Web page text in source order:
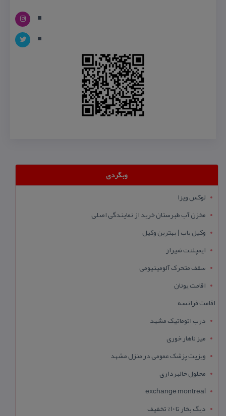
وبگردی
لوکس ویزا
مخزن آب طبرستان خرید از نمایندگی اصلی
وکیل یاب | بهترین وکیل
ایمپلنت شیراز
سقف متحرک آلومینیومی
اقامت یونان
اقامت فرانسه
درب اتوماتیک مشهد
میز ناهار خوری
ویزیت پزشک عمومی در منزل مشهد
محلول خالبرداری
exchange montreal
دیگ بخار تا 10% تخفیف